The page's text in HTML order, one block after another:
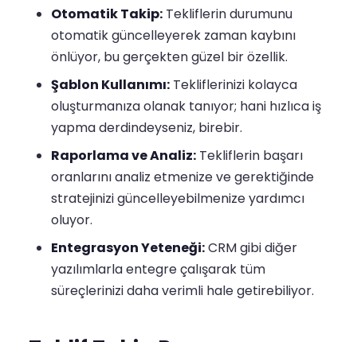
Otomatik Takip: Tekliflerin durumunu
otomatik güncelleyerek zaman kaybını
önlüyor, bu gerçekten güzel bir özellik.
Şablon Kullanımı: Tekliflerinizi kolayca
oluşturmanıza olanak tanıyor; hani hızlıca iş
yapma derdindeyseniz, birebir.
Raporlama ve Analiz: Tekliflerin başarı
oranlarını analiz etmenize ve gerektiğinde
stratejinizi güncelleyebilmenize yardımcı
oluyor.
Entegrasyon Yeteneği:CRM gibi diğer
yazılımlarla entegre çalışarak tüm
süreçlerinizi daha verimli hale getirebiliyor.